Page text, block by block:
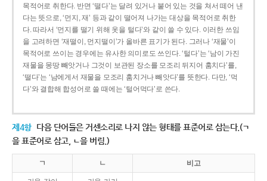
목적어로 취한다. 반면 ‘떨다’는 달려 있거나 붙어 있는 것을 쳐서 떼어 낸
다는 뜻으로, ‘먼지, 재’ 등과 같이 떨어져 나가는 대상을 목적어로 취한
다. 따라서 ‘먼지를 떨기 위해 옷을 털다’와 같이 쓸 수 있다. 이러한 쓰임
을 고려하면 ‘재떨이, 먼지떨이’가 올바른 표기가 된다. 그러나 ‘재물’이
목적어로 쓰이는 경우에는 유사한 의미로도 쓰인다. ‘털다’는 ‘남이 가진
재물을 몽땅 빼앗거나 그것이 보관된 장소를 모조리 뒤지어 훔치다’를,
‘떨다’는 ‘남에게서 재물을 모조리 훔치거나 빼앗다’를 뜻한다. 다만, ‘먹
다’와 결합해 합성어로 쓸 때에는 ‘털어먹다’로 쓴다.
제4항 다음 단어들은 거센소리로 나지 않는 형태를 표준어로 삼는다.(ㄱ
을 표준어로 삼고, ㄴ을 버림.)
ㄱ ㄴ 비고